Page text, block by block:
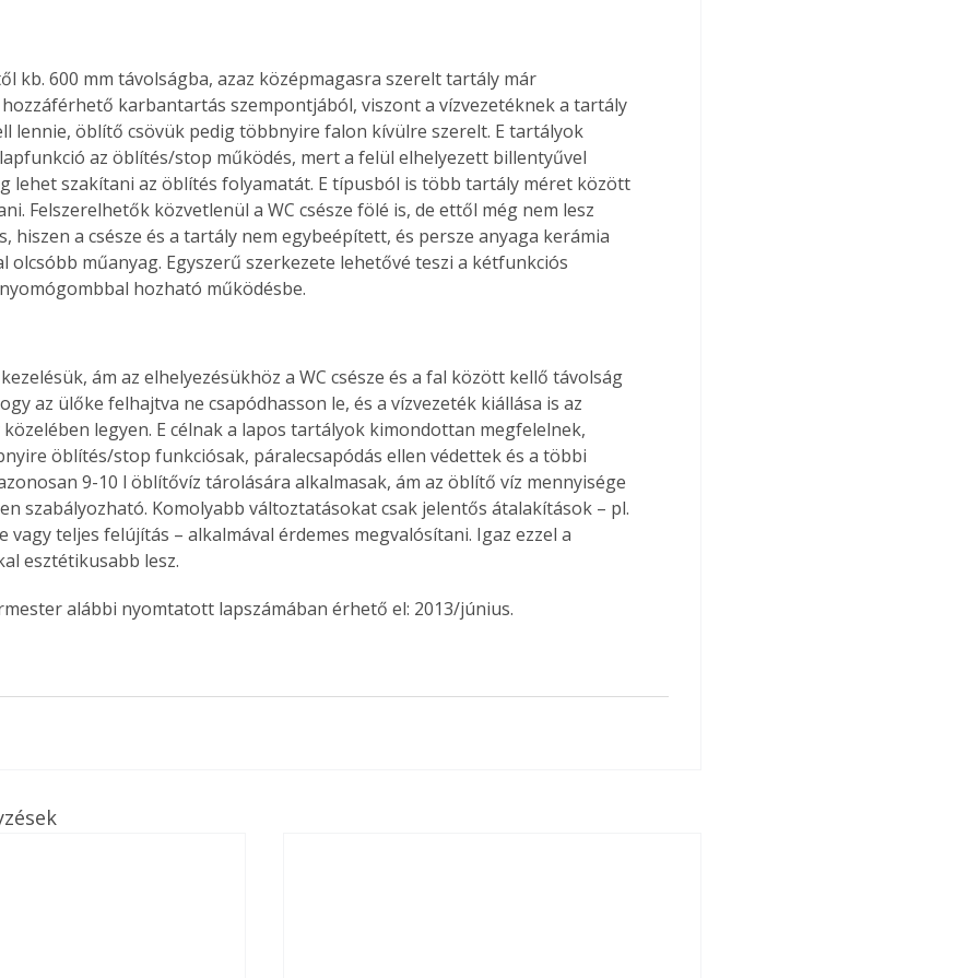
kb. 600 mm távolságba, azaz középmagasra szerelt tartály már
karbantartás szempontjából, viszont a vízvezetéknek a tartály
lennie, öblítő csövük pedig többnyire falon kívülre szerelt. E tartályok
az öblítés/stop működés, mert a felül elhelyezett billentyűvel
lehet szakítani az öblítés folyamatát. E típusból is több tartály méret között
Felszerelhetők közvetlenül a WC csésze fölé is, de ettől még nem lesz
hiszen a csésze és a tartály nem egybeépített, és persze anyaga kerámia
olcsóbb műanyag. Egyszerű szerkezete lehetővé teszi a kétfunkciós
hozható működésbe.
ám az elhelyezésükhöz a WC csésze és a fal között kellő távolság
az ülőke felhajtva ne csapódhasson le, és a vízvezeték kiállása is az
legyen. E célnak a lapos tartályok kimondottan megfelelnek,
öblítés/stop funkciósak, páralecsapódás ellen védettek és a többi
9-10 l öblítővíz tárolására alkalmasak, ám az öblítő víz mennyisége
szabályozható. Komolyabb változtatásokat csak jelentős átalakítások – pl.
vagy teljes felújítás – alkalmával érdemes megvalósítani. Igaz ezzel a
esztétikusabb lesz.
alábbi nyomtatott lapszámában érhető el: 2013/június.